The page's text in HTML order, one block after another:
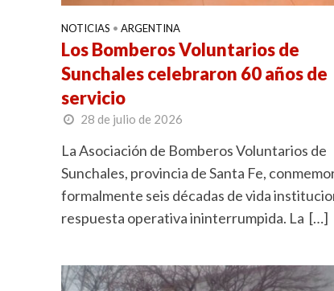
NOTICIAS • ARGENTINA
Los Bomberos Voluntarios de
Sunchales celebraron 60 años de
servicio
28 de julio de 2026
La Asociación de Bomberos Voluntarios de
Sunchales, provincia de Santa Fe,
formalmente seis décadas de vida
respuesta operativa ininterrumpida. La […]